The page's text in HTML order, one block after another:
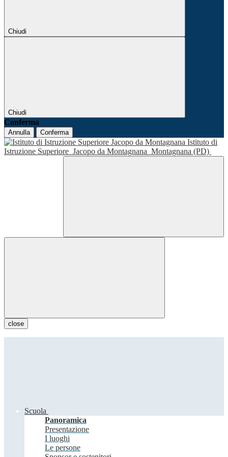
Chiudi
Chiudi
Conferma
Annulla Conferma
Istituto di
Istruzione Superiore Jacopo da Montagnana Montagnana (PD)
close
Scuola
Panoramica
Presentazione
I luoghi
Le persone